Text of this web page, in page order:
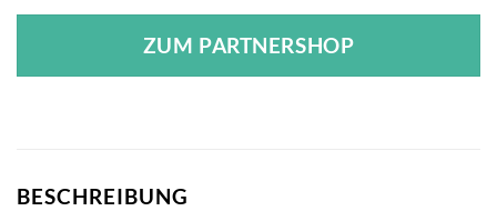
ZUM PARTNERSHOP
BESCHREIBUNG